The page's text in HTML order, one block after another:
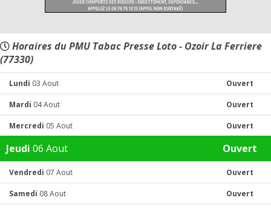
Horaires du PMU Tabac Presse Loto - Ozoir La Ferriere
(77330)
Lundi 03 Aout Ouvert
Mardi 04 Aout Ouvert
Mercredi 05 Aout Ouvert
Jeudi 06 Aout Ouvert
Vendredi 07 Aout Ouvert
Samedi 08 Aout Ouvert